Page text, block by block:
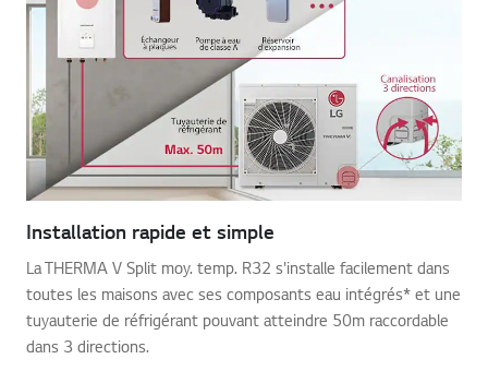
Installation rapide et simple
La THERMA V Split moy. temp. R32 s'installe facilement dans
toutes les maisons avec ses composants eau intégrés* et une
tuyauterie de réfrigérant pouvant atteindre 50m raccordable
dans 3 directions.